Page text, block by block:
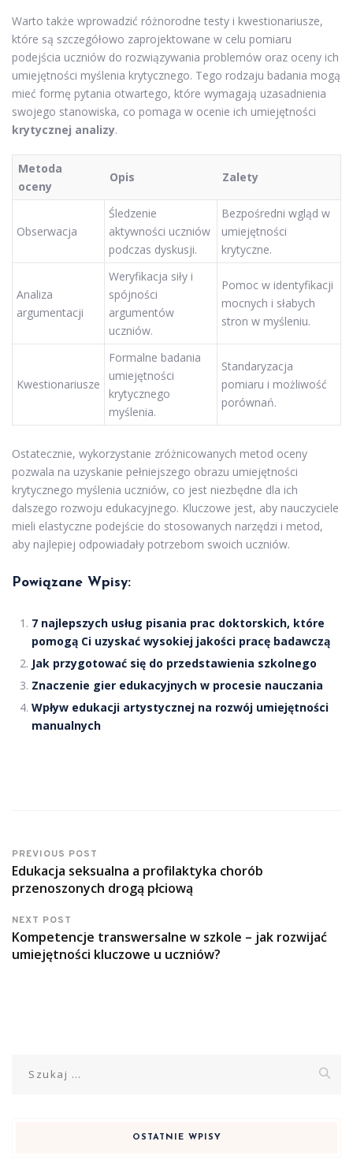
Warto także wprowadzić różnorodne testy i kwestionariusze,
które są szczegółowo zaprojektowane w celu pomiaru
podejścia uczniów do rozwiązywania problemów oraz oceny ich
umiejętności myślenia krytycznego. Tego rodzaju badania mogą
mieć formę pytania otwartego, które wymagają uzasadnienia
swojego stanowiska, co pomaga w ocenie ich umiejętności
krytycznej analizy.
Metoda
oceny
Opis Zalety
Obserwacja
Śledzenie
aktywności uczniów
podczas dyskusji.
Bezpośredni wgląd w
umiejętności
krytyczne.
Analiza
argumentacji
Weryfikacja siły i
spójności
argumentów
uczniów.
Pomoc w identyfikacji
mocnych i słabych
stron w myśleniu.
Kwestionariusze
Formalne badania
umiejętności
krytycznego
myślenia.
Standaryzacja
pomiaru i możliwość
porównań.
Ostatecznie, wykorzystanie zróżnicowanych metod oceny
pozwala na uzyskanie pełniejszego obrazu umiejętności
krytycznego myślenia uczniów, co jest niezbędne dla ich
dalszego rozwoju edukacyjnego. Kluczowe jest, aby nauczyciele
mieli elastyczne podejście do stosowanych narzędzi i metod,
aby najlepiej odpowiadały potrzebom swoich uczniów.
Powiązane Wpisy:
7 najlepszych usług pisania prac doktorskich, które
pomogą Ci uzyskać wysokiej jakości pracę badawczą
Jak przygotować się do przedstawienia szkolnego
Znaczenie gier edukacyjnych w procesie nauczania
Wpływ edukacji artystycznej na rozwój umiejętności
manualnych
PREVIOUS POST
Edukacja seksualna a profilaktyka chorób
przenoszonych drogą płciową
NEXT POST
Kompetencje transwersalne w szkole – jak rozwijać
umiejętności kluczowe u uczniów?
OSTATNIE WPISY